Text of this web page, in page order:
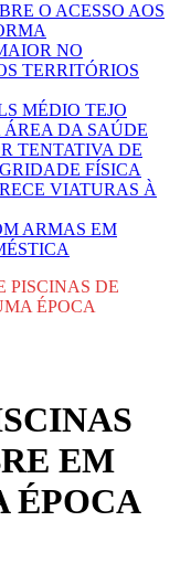
O ACESSO AOS
NO
TERRITÓRIOS
MÉDIO TEJO
DA SAÚDE
TENTATIVA DE
FÍSICA
VIATURAS À
ARMAS EM
PISCINAS DE
ÉPOCA
EM
ÉPOCA